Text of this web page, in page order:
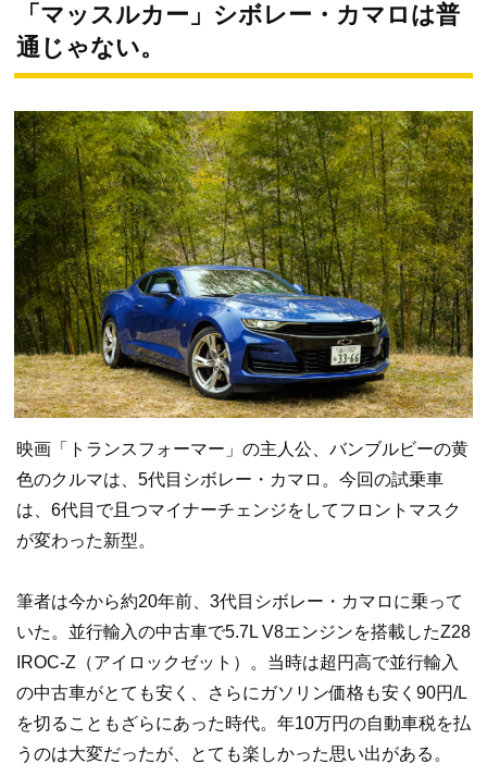
「マッスルカー」シボレー・カマロは普
通じゃない。
映画「トランスフォーマー」の主人公、バンブルビーの黄
色のクルマは、5代目シボレー・カマロ。今回の試乗車
は、6代目で且つマイナーチェンジをしてフロントマスク
が変わった新型。
筆者は今から約20年前、3代目シボレー・カマロに乗って
いた。並行輸入の中古車で5.7L V8エンジンを搭載したZ28
IROC-Z（アイロックゼット）。当時は超円高で並行輸入
の中古車がとても安く、さらにガソリン価格も安く90円/L
を切ることもざらにあった時代。年10万円の自動車税を払
うのは大変だったが、とても楽しかった思い出がある。